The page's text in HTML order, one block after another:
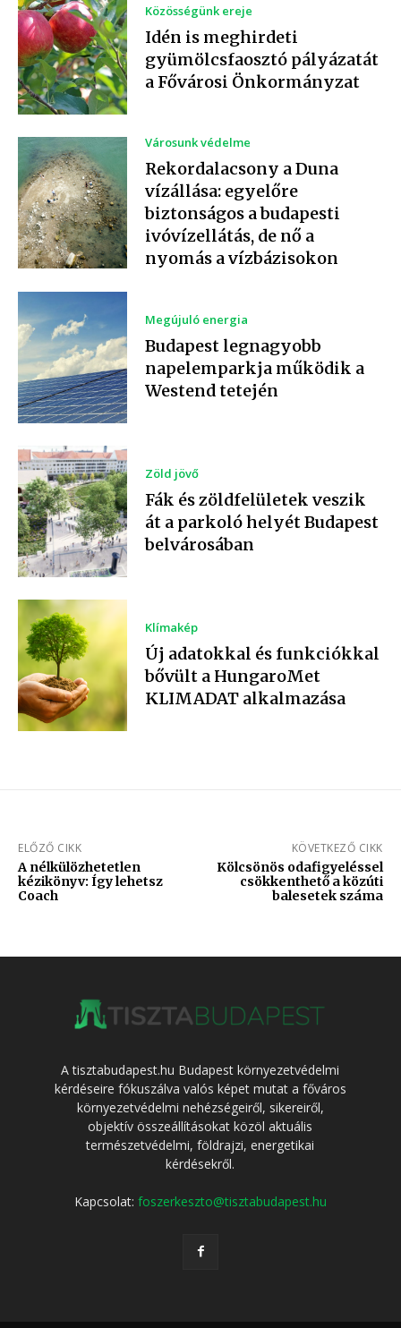
Közösségünk ereje
Idén is meghirdeti
gyümölcsfaosztó pályázatát
a Fővárosi Önkormányzat
Városunk védelme
Rekordalacsony a Duna
vízállása: egyelőre
biztonságos a budapesti
ivóvízellátás, de nő a
nyomás a vízbázisokon
Megújuló energia
Budapest legnagyobb
napelemparkja működik a
Westend tetején
Zöld jövő
Fák és zöldfelületek veszik
át a parkoló helyét Budapest
belvárosában
Klímakép
Új adatokkal és funkciókkal
bővült a HungaroMet
KLIMADAT alkalmazása
ELŐZŐ CIKK
A nélkülözhetetlen
kézikönyv: Így lehetsz
Coach
KÖVETKEZŐ CIKK
Kölcsönös odafigyeléssel
csökkenthető a közúti
balesetek száma
A tisztabudapest.hu Budapest környezetvédelmi
kérdéseire fókuszálva valós képet mutat a főváros
környezetvédelmi nehézségeiről, sikereiről,
objektív összeállításokat közöl aktuális
természetvédelmi, földrajzi, energetikai
kérdésekről.
Kapcsolat: foszerkeszto@tisztabudapest.hu